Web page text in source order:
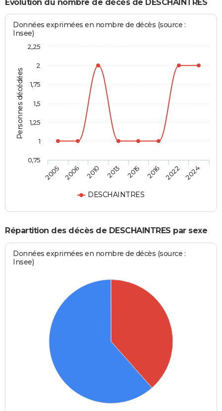
Evolution du nombre de décès de DESCHAINTRES
Personnes décédées
Données exprimées en nombre de décès (source :
Insee)
DESCHAINTRES
2005 2006 2010 2013 2015 2016 2022 2024
0,75
1
1,25
1,5
1,75
2
2,25
Répartition des décès de DESCHAINTRES par sexe
Données exprimées en nombre de décès (source :
Insee)